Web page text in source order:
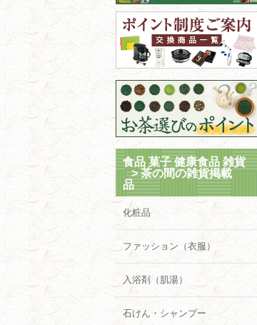
食品 菓子 健康食品 雑貨
>茶の間の雑貨掲載
品
化粧品
ファッション（衣服）
入浴剤（肌湯）
石けん・シャンプー